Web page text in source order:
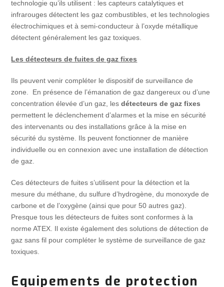
technologie qu’ils utilisent : les capteurs catalytiques et
infrarouges détectent les gaz combustibles, et les technologies
électrochimiques et à semi-conducteur à l’oxyde métallique
détectent généralement les gaz toxiques.
Les détecteurs de fuites de gaz fixes
Ils peuvent venir compléter le dispositif de surveillance de
zone. En présence de l’émanation de gaz dangereux ou d’une
concentration élevée d’un gaz, lesdétecteurs de gaz fixes
permettent le déclenchement d’alarmes et la mise en sécurité
des intervenants ou des installations grâce à la mise en
sécurité du système. Ils peuvent fonctionner de manière
individuelle ou en connexion avec une installation de détection
de gaz.
Ces détecteurs de fuites s’utilisent pour la détection et la
mesure du méthane, du sulfure d’hydrogène, du monoxyde de
carbone et de l’oxygène (ainsi que pour 50 autres gaz).
Presque tous les détecteurs de fuites sont conformes à la
norme ATEX. Il existe également des solutions de détection de
gaz sans fil pour compléter le système de surveillance de gaz
toxiques.
Equipements de protection